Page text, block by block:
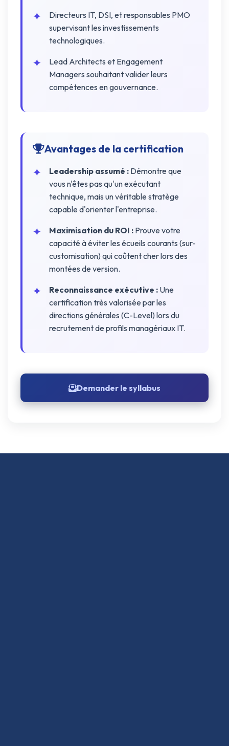
Directeurs IT, DSI, et responsables PMO
supervisant les investissements
technologiques.
Lead Architects et Engagement
Managers souhaitant valider leurs
compétences en gouvernance.
Avantages de la certification
Leadership assumé : Démontre que
vous n'êtes pas qu'un exécutant
technique, mais un véritable stratège
capable d'orienter l'entreprise.
Maximisation du ROI : Prouve votre
capacité à éviter les écueils courants (sur-
customisation) qui coûtent cher lors des
montées de version.
Reconnaissance exécutive : Une
certification très valorisée par les
directions générales (C-Level) lors du
recrutement de profils managériaux IT.
Demander le syllabus